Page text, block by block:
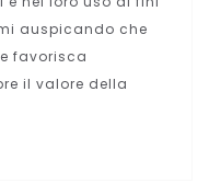
auspicando che
favorisca
il valore della